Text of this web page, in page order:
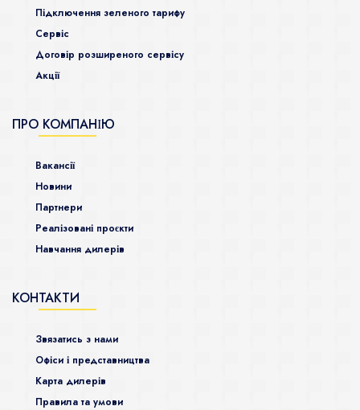
Підключення зеленого тарифу
Сервіс
Договір розширеного сервісу
Акції
ПРО КОМПАНІЮ
Ваканcії
Новини
Партнери
Реалізовані проєкти
Навчання дилерів
КОНТАКТИ
Звязатись з нами
Офіси і представництва
Карта дилерів
Правила та умови